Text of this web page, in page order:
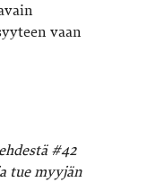
vaan
#42
tue myyjän